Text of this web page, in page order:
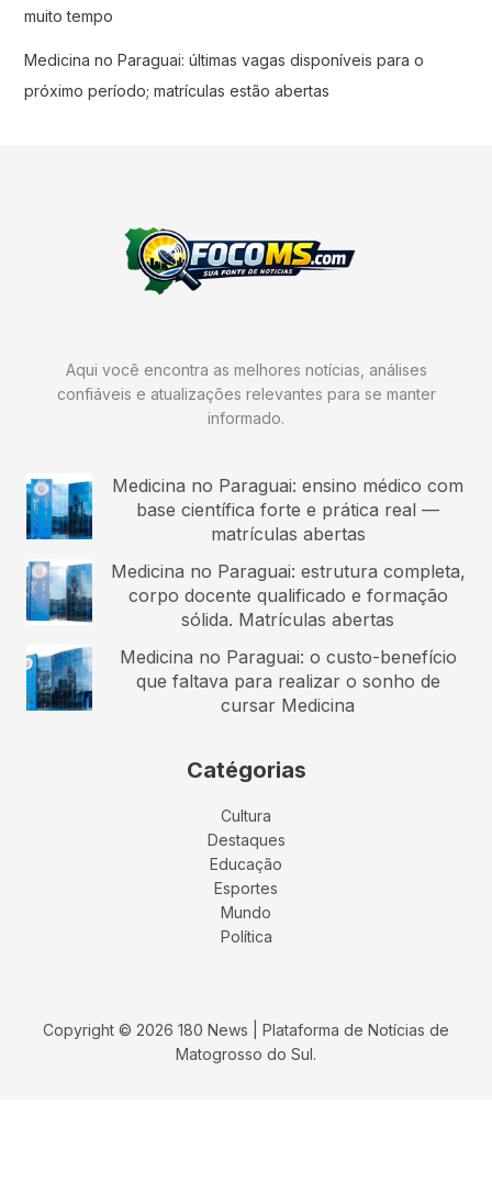
muito tempo
Medicina no Paraguai: últimas vagas disponíveis para o
próximo período; matrículas estão abertas
Aqui você encontra as melhores notícias, análises
confiáveis e atualizações relevantes para se manter
informado.
Medicina no Paraguai: ensino médico com
base científica forte e prática real —
matrículas abertas
Medicina no Paraguai: estrutura completa,
corpo docente qualificado e formação
sólida. Matrículas abertas
Medicina no Paraguai: o custo-benefício
que faltava para realizar o sonho de
cursar Medicina
Catégorias
Cultura
Destaques
Educação
Esportes
Mundo
Política
Copyright © 2026 180 News | Plataforma de Notícias de
Matogrosso do Sul.